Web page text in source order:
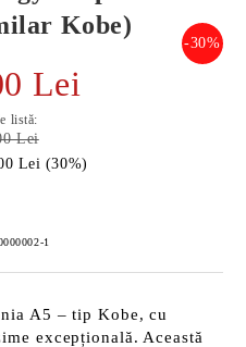
Kobe)
-30%
Lei
listă:
Lei
Lei (30%)
1
A5 – tip Kobe, cu
excepțională. Această